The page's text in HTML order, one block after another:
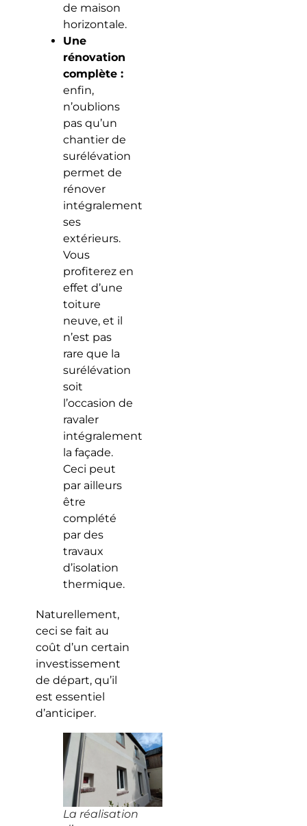
de maison
horizontale.
Une
rénovation
complète :
enfin,
n’oublions
pas qu’un
chantier de
surélévation
permet de
rénover
intégralement
ses
extérieurs.
Vous
profiterez en
effet d’une
toiture
neuve, et il
n’est pas
rare que la
surélévation
soit
l’occasion de
ravaler
intégralement
la façade.
Ceci peut
par ailleurs
être
complété
par des
travaux
d’isolation
thermique.
Naturellement,
ceci se fait au
coût d’un certain
investissement
de départ, qu’il
est essentiel
d’anticiper.
La réalisation